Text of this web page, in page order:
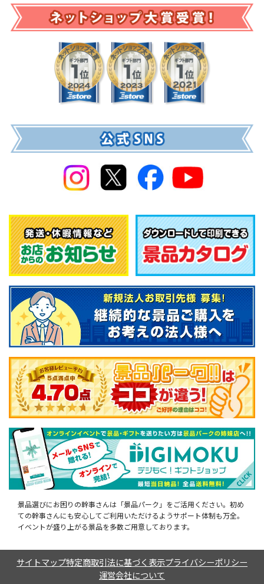
景品選びにお困りの幹事さんは「景品パーク」をご活用ください。初め
ての幹事さんにも安心してご利用いただけるようサポート体制も万全。
イベントが盛り上がる景品を多数ご用意しております。
サイトマップ特定商取引法に基づく表示プライバシーポリシー
運営会社について